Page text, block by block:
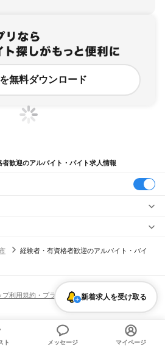
無料ダウンロード
歓迎のアルバイト・バイト求人情報
西成区淀川区鶴見区住之江区
貝塚市
茨木市
川市 河内長野市松原市大東市 箕面市
岸辺駅吹田駅東淀川駅
駅 久宝寺駅加美駅
東部市場前駅
フ 皿洗い・洗い場 精肉・鮮魚加工
バー（BAR）・バーテンダー
飲食店（店長・マネージャー）
ングスタッフ
留学生・外国人活躍中
（春夏冬休み等）
府 枚方市 留学生歓迎大阪府 枚方市 学生歓迎 さと
経験者・有資格者歓迎のアルバイト・バイ
新着求人を受け取る
プ利用規約・プライバシーポリシー
ト メッセージ マイページ